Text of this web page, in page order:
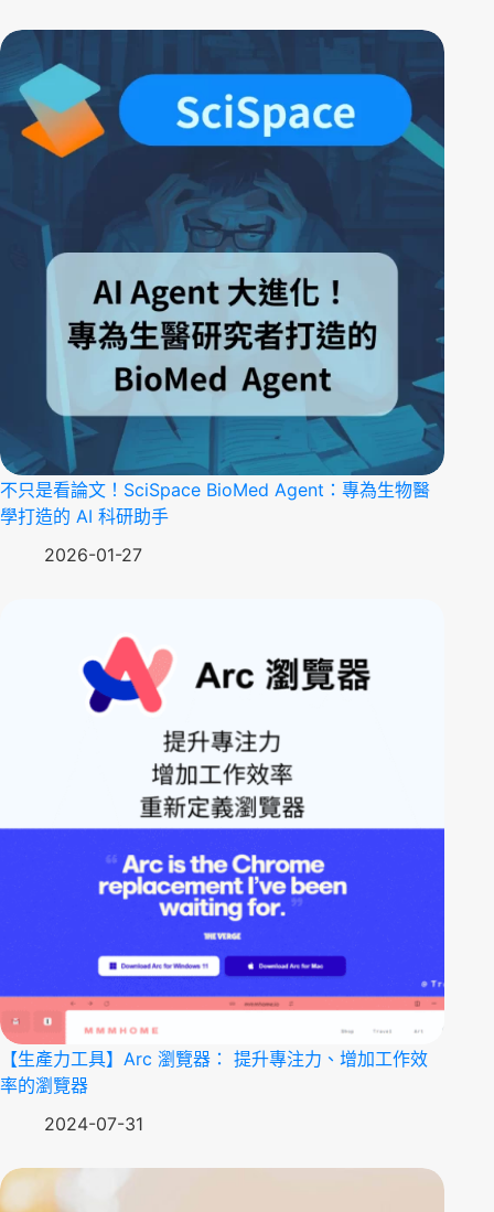
不只是看論文！SciSpace BioMed Agent：專為生物醫
學打造的 AI 科研助手
2026-01-27
【生產力工具】Arc 瀏覽器： 提升專注力、增加工作效
率的瀏覽器
2024-07-31